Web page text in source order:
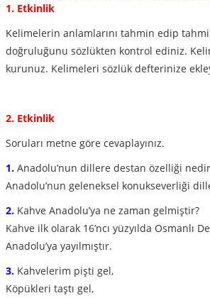
1. Etkinlik
Kelimelerin anlamlarını tahmin edip
doğruluğunu sözlükten kontrol ediniz.
kurunuz. Kelimeleri sözlük defterinize
2. Etkinlik
Soruları metne göre cevaplayınız.
1. Anadolu’nun dillere destan özelliği
Anadolu’nun geleneksel konukseverliği
2. Kahve Anadolu’ya ne zaman gelmiştir?
Kahve ilk olarak 16’ncı yüzyılda Osmanlı
Anadolu’ya yayılmıştır.
3. Kahvelerim pişti gel,
Köpükleri taştı gel,